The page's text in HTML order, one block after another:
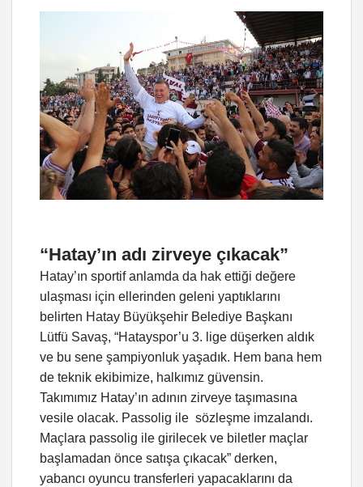
“Hatay’ın adı zirveye çıkacak”
Hatay’ın sportif anlamda da hak ettiği değere
ulaşması için ellerinden geleni yaptıklarını
belirten Hatay Büyükşehir Belediye Başkanı
Lütfü Savaş, “Hatayspor’u 3. lige düşerken aldık
ve bu sene şampiyonluk yaşadık. Hem bana hem
de teknik ekibimize, halkımız güvensin.
Takımımız Hatay’ın adının zirveye taşımasına
vesile olacak. Passolig ile sözleşme imzalandı.
Maçlara passolig ile girilecek ve biletler maçlar
başlamadan önce satışa çıkacak” derken,
yabancı oyuncu transferleri yapacaklarını da